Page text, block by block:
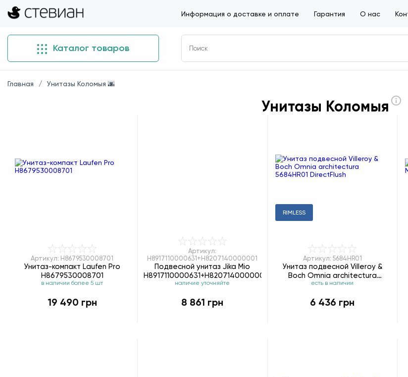
Информация о доставке и оплате Гарантия О нас
Каталог товаров
Главная Унитазы Коломыя 🌆
Унитазы Коломыя
Артикул: H8679530008701
Унитаз-компакт Laufen Pro
H8679530008701
в наличии более 5 шт
19 490 грн
Артикул:
H8917110000631+H8207140000001
Подвесной унитаз Jika Mio
H8917110000631+H8207140000001
наличие уточняйте
8 861 грн
RIMLESS
Артикул: 5684HR01
Унитаз подвесной Villeroy &
Boch Omnia architectura
5684HR01 DirectFlush
есть в наличии
6 436 грн